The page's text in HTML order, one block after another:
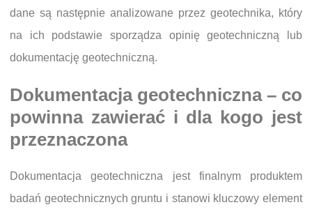
dane są następnie analizowane przez geotechnika, który
na ich podstawie sporządza opinię geotechniczną lub
dokumentację geotechniczną.
Dokumentacja geotechniczna – co
powinna zawierać i dla kogo jest
przeznaczona
Dokumentacja geotechniczna jest finalnym produktem
badań geotechnicznych gruntu i stanowi kluczowy element